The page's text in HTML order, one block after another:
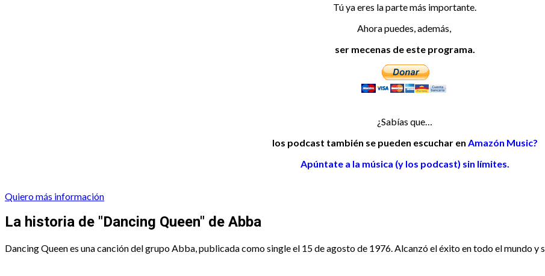
Tú ya eres la parte más importante.
Ahora puedes, además,
ser mecenas de este programa.
¿Sabías que…
los podcast también se pueden escuchar en Amazón Music?
Apúntate a la música (y los podcast) sin límites.
Quiero más información
La historia de "Dancing Queen" de Abba
Dancing Queen es una canción del grupo Abba, publicada como single el 15 de agosto de 1976. Alcanzó el éxito en todo el mundo